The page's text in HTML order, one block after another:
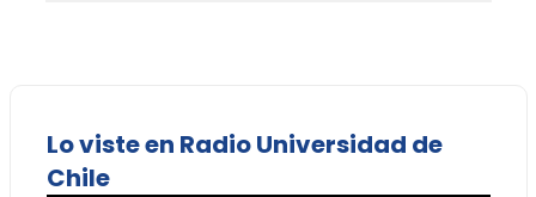
Lo viste en Radio Universidad de
Chile